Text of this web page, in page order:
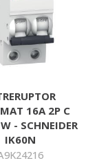
16A 2P C
- SCHNEIDER
IK60N